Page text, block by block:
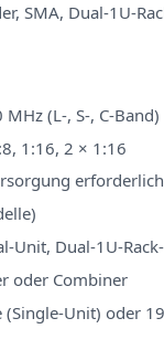
SMA, Dual-1U-
(L-, S-, C-Band)
1:16, 2 × 1:16
Unit, Dual-1U-
oder Combiner
Unit) oder